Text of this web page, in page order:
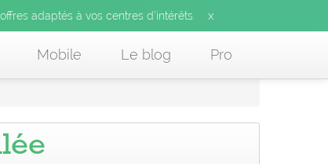
adaptés à vos centres d’intérêts. x
Mobile Le blog Pro